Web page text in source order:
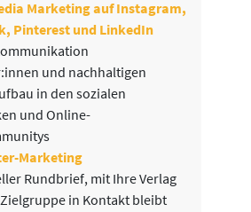
Marketing auf Instagram,
Pinterest und LinkedIn
und nachhaltigen
in den sozialen
und Online-
Marketing
Rundbrief, mit Ihre Verlag
in Kontakt bleibt